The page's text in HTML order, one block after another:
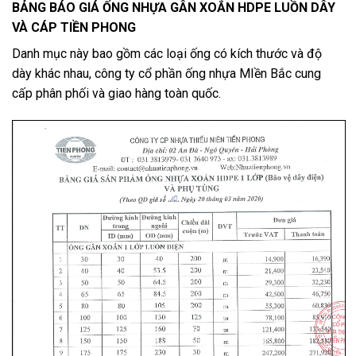
BẢNG BÁO GIÁ ỐNG NHỰA GÂN XOẮN HDPE LUỒN DÂY
VÀ CÁP TIỀN PHONG
Danh mục này bao gồm các loại ống có kích thước và độ
dày khác nhau, công ty cổ phần ống nhựa MIền Bắc cung
cấp phân phối và giao hàng toàn quốc.